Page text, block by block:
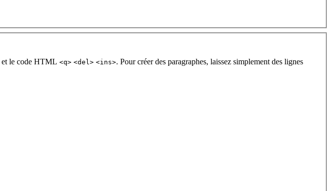
et le code HTML <q> <del> <ins>. Pour créer des paragraphes, laissez simplement des lignes